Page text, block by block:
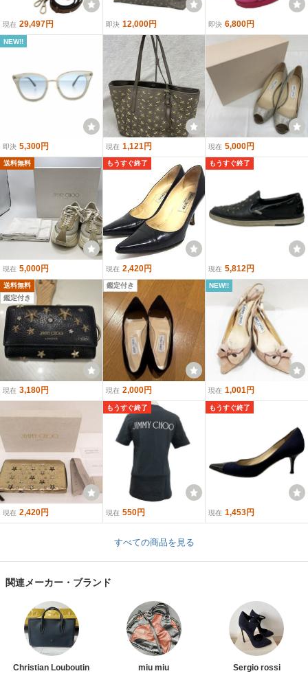
現在 29,497円 即決 12,000円 即決 6,800円
NEW!!
即決 5,300円 現在 1,121円 現在 5,000円
送料無料
現在 5,000円
もうすぐ終了
現在 2,420円
もうすぐ終了
現在 5,812円
送料無料
鑑定付き
現在 3,180円
鑑定付き
現在 2,000円
NEW!!
現在 1,001円
現在 2,420円
もうすぐ終了
現在 550円
もうすぐ終了
現在 1,453円
すべての商品を見る
関連メーカー・ブランド
Christian Louboutin miu miu Sergio rossi